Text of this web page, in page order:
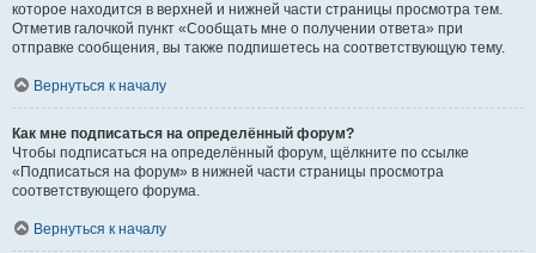
которое находится в верхней и нижней части страницы просмотра тем.
Отметив галочкой пункт «Сообщать мне о получении ответа» при
отправке сообщения, вы также подпишетесь на соответствующую тему.
Вернуться к началу
Как мне подписаться на определённый форум?
Чтобы подписаться на определённый форум, щёлкните по ссылке
«Подписаться на форум» в нижней части страницы просмотра
соответствующего форума.
Вернуться к началу